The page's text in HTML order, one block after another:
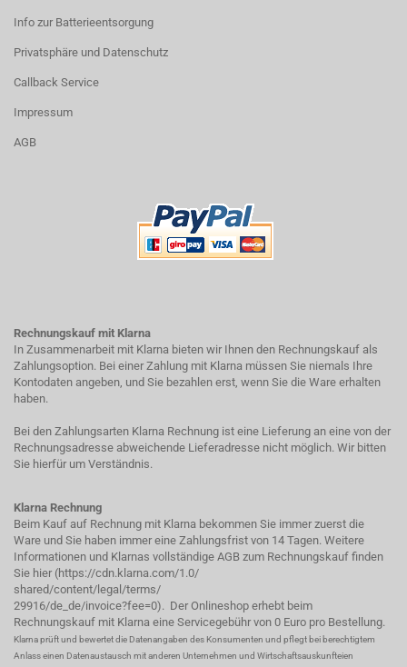
Info zur Batterieentsorgung
Privatsphäre und Datenschutz
Callback Service
Impressum
AGB
Rechnungskauf mit Klarna
In Zusammenarbeit mit Klarna bieten wir Ihnen den Rechnungskauf als
Zahlungsoption. Bei einer Zahlung mit Klarna müssen Sie niemals Ihre
Kontodaten angeben, und Sie bezahlen erst, wenn Sie die Ware erhalten
haben.
Bei den Zahlungsarten Klarna Rechnung ist eine Lieferung an eine von der
Rechnungsadresse abweichende Lieferadresse nicht möglich. Wir bitten
Sie hierfür um Verständnis.
Klarna Rechnung
Beim Kauf auf Rechnung mit Klarna bekommen Sie immer zuerst die
Ware und Sie haben immer eine Zahlungsfrist von 14 Tagen. Weitere
Informationen und Klarnas vollständige AGB zum Rechnungskauf finden
Sie hier (https://cdn.klarna.com/1.0/
shared/content/legal/terms/
29916/de_de/invoice?fee=0). Der Onlineshop erhebt beim
Rechnungskauf mit Klarna eine Servicegebühr von 0 Euro pro Bestellung.
Klarna prüft und bewertet die Datenangaben des Konsumenten und pflegt bei berechtigtem
Anlass einen Datenaustausch mit anderen Unternehmen und Wirtschaftsauskunfteien